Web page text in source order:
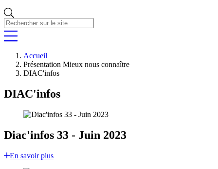
Rechercher
sur
le
Accueil
Présentation Mieux nous connaître
DIAC'infos
DIAC'infos
Diac'infos 33 - Juin 2023
En savoir plus